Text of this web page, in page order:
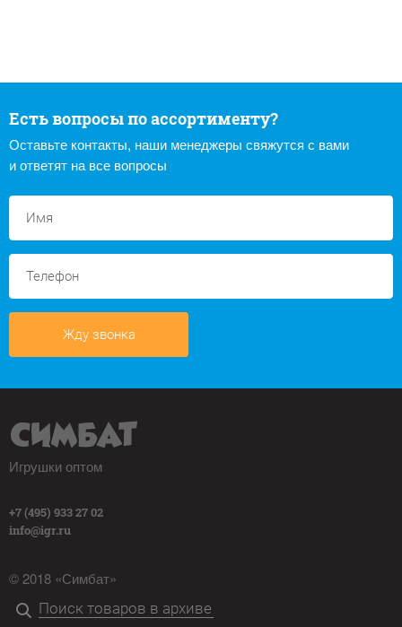
Есть вопросы по ассортименту?
Оставьте контакты, наши менеджеры свяжутся с вами
и ответят на все вопросы
Жду звонка
Игрушки оптом
+7 (495) 933 27 02
info@igr.ru
© 2018 «Симбат»